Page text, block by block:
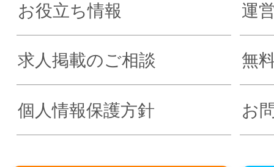
お役立ち情報 運
求人掲載のご相談 無
個人情報保護方針 お